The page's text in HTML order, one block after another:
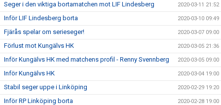
Seger i den viktiga bortamatchen mot LIF Lindesberg 2020-03-11 21:52
Inför LIF Lindesberg borta 2020-03-10 09:49
Fjärås spelar om serieseger! 2020-03-07 09:00
Förlust mot Kungälvs HK 2020-03-05 21:36
Inför Kungälvs HK med matchens profil - Renny Svennberg 2020-03-05 09:00
Inför Kungälvs HK 2020-03-04 19:00
Stabil seger uppe i Linköping 2020-02-29 19:20
Inför RP Linköping borta 2020-02-28 19:00